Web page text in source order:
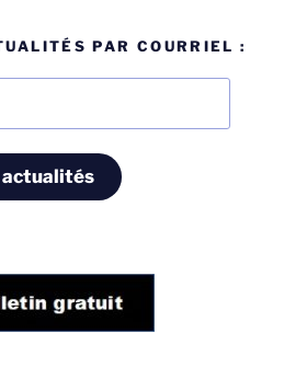
PAR COURRIEL :
actualités